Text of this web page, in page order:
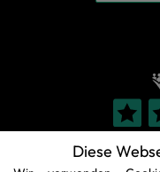
Diese